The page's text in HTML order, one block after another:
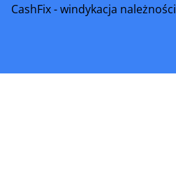
CashFix - windykacja należności